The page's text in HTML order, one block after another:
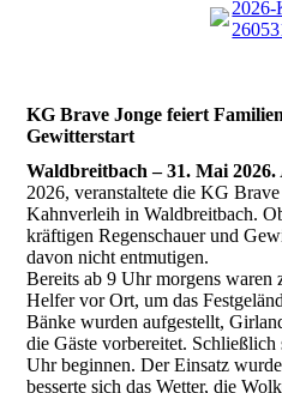
KG Brave Jonge feiert
Gewitterstart
Waldbreitbach – 31. Mai 2026.
2026, veranstaltete die KG
Kahnverleih in Waldbreitbach.
kräftigen Regenschauer und
davon nicht entmutigen.
Bereits ab 9 Uhr morgens waren
Helfer vor Ort, um das
Bänke wurden aufgestellt,
die Gäste vorbereitet. Schließlich
Uhr beginnen. Der Einsatz
besserte sich das Wetter, die